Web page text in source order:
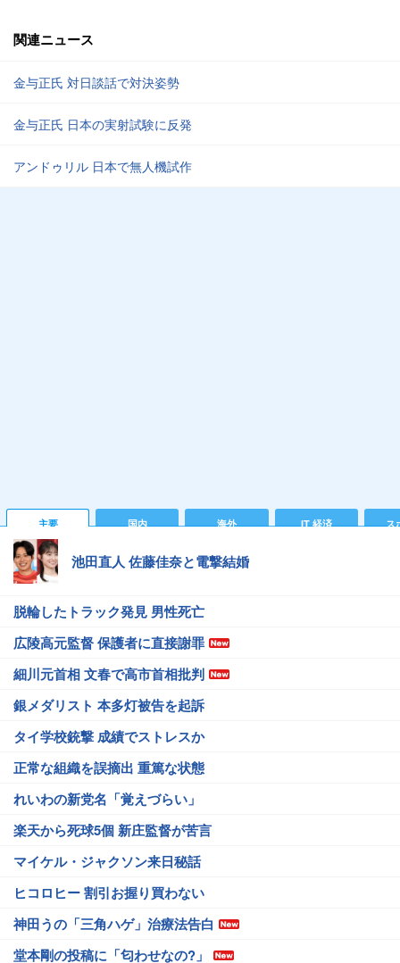
関連ニュース
金与正氏 対日談話で対決姿勢
金与正氏 日本の実射試験に反発
アンドゥリル 日本で無人機試作
主要 国内 海外 IT 経済 ス
池田直人 佐藤佳奈と電撃結婚
脱輪したトラック発見 男性死亡
広陵高元監督 保護者に直接謝罪
細川元首相 文春で高市首相批判
銀メダリスト 本多灯被告を起訴
タイ学校銃撃 成績でストレスか
正常な組織を誤摘出 重篤な状態
れいわの新党名「覚えづらい」
楽天から死球5個 新庄監督が苦言
マイケル・ジャクソン来日秘話
ヒコロヒー 割引お握り買わない
神田うの「三角ハゲ」治療法告白
堂本剛の投稿に「匂わせなの?」